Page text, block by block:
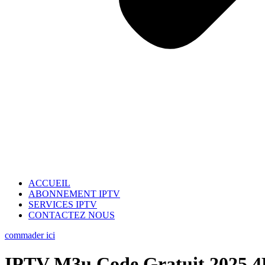
ACCUEIL
ABONNEMENT IPTV
SERVICES IPTV
CONTACTEZ NOUS
commader ici